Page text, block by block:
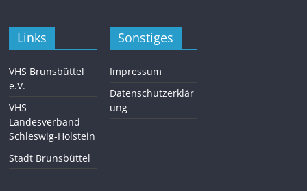
Links
VHS Brunsbüttel
e.V.
VHS
Landesverband
Schleswig-Holstein
Stadt Brunsbüttel
Sonstiges
Impressum
Datenschutzerklär
ung